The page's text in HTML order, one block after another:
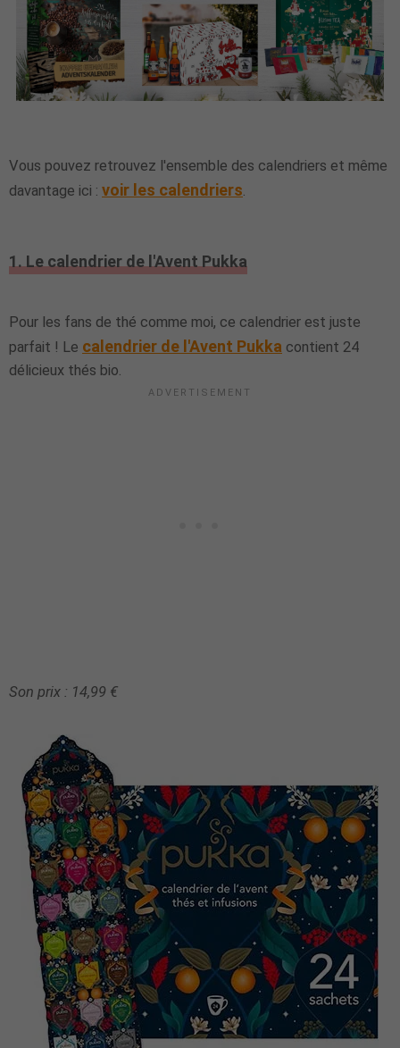
Vous pouvez retrouvez l'ensemble des calendriers et même
davantage ici : voir les calendriers
1. Le calendrier de l'Avent Pukka
Pour les fans de thé comme moi, ce calendrier est juste
parfait ! Le calendrier de l'Avent Pukka contient 24
délicieux thés bio.
Son prix : 14,99 €